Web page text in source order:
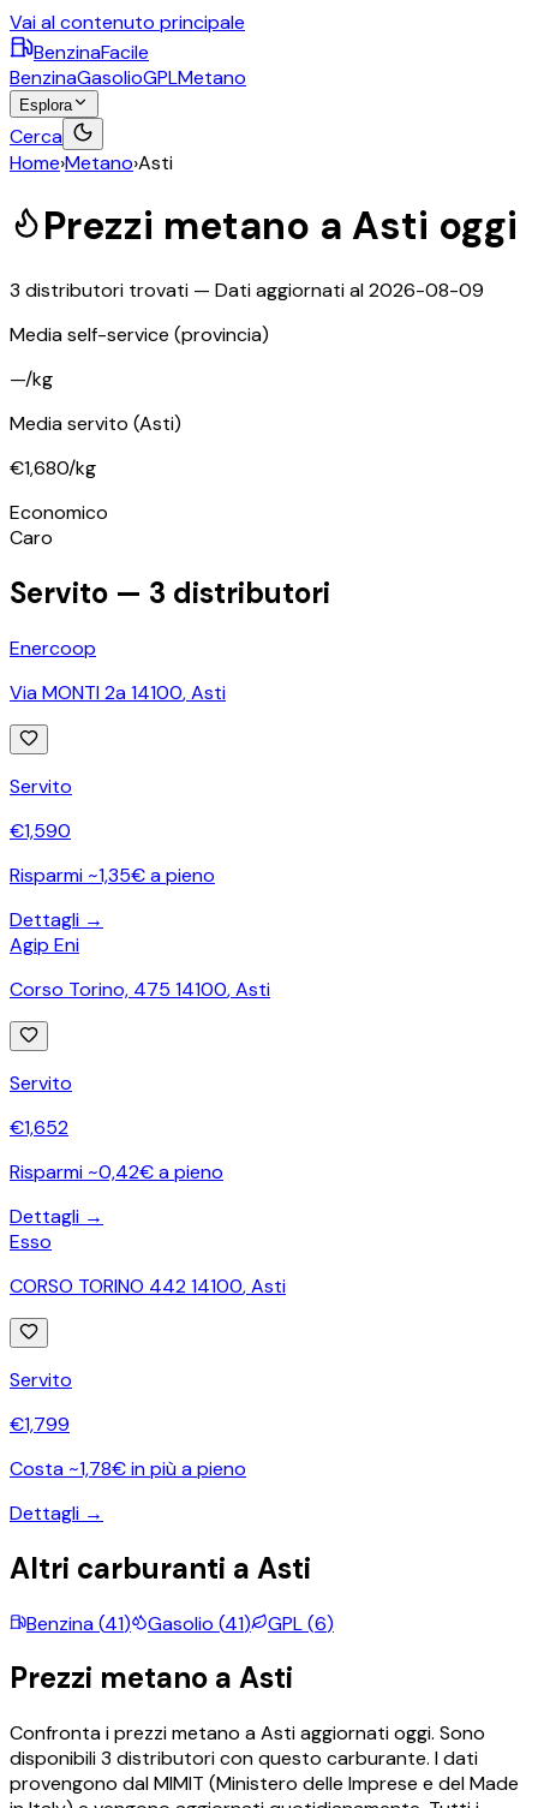
Vai al contenuto principale
BenzinaFacile
BenzinaGasolioGPLMetano
Esplora
Cerca
Home›Metano›Asti
Prezzi metano a Asti oggi
3 distributori trovati — Dati aggiornati al2026-08-09
Media self-service (provincia)
—/kg
Media servito (Asti)
€1,680/kg
Economico
Caro
Servito — 3 distributori
Enercoop
Via MONTI 2a 14100,Asti
Servito
€1,590
Risparmi ~1,35€ a pieno
Dettagli →
Agip Eni
Corso Torino, 475 14100,Asti
Servito
€1,652
Risparmi ~0,42€ a pieno
Dettagli →
Esso
CORSO TORINO 442 14100,Asti
Servito
€1,799
Costa ~1,78€ in più a pieno
Dettagli →
Altri carburanti a Asti
Benzina(41) Gasolio (41) GPL(6)
Prezzi metano a Asti
Confronta i prezzimetano aAstiaggiornati oggi. Sono
disponibili3 distributori con questo carburante. I dati
provengono dal MIMIT (Ministero delle Imprese e del Made